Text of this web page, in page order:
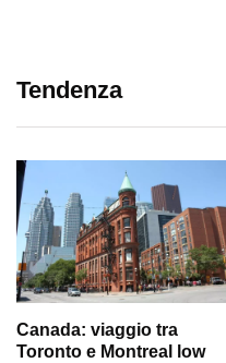
Tendenza
Canada: viaggio tra
Toronto e Montreal low